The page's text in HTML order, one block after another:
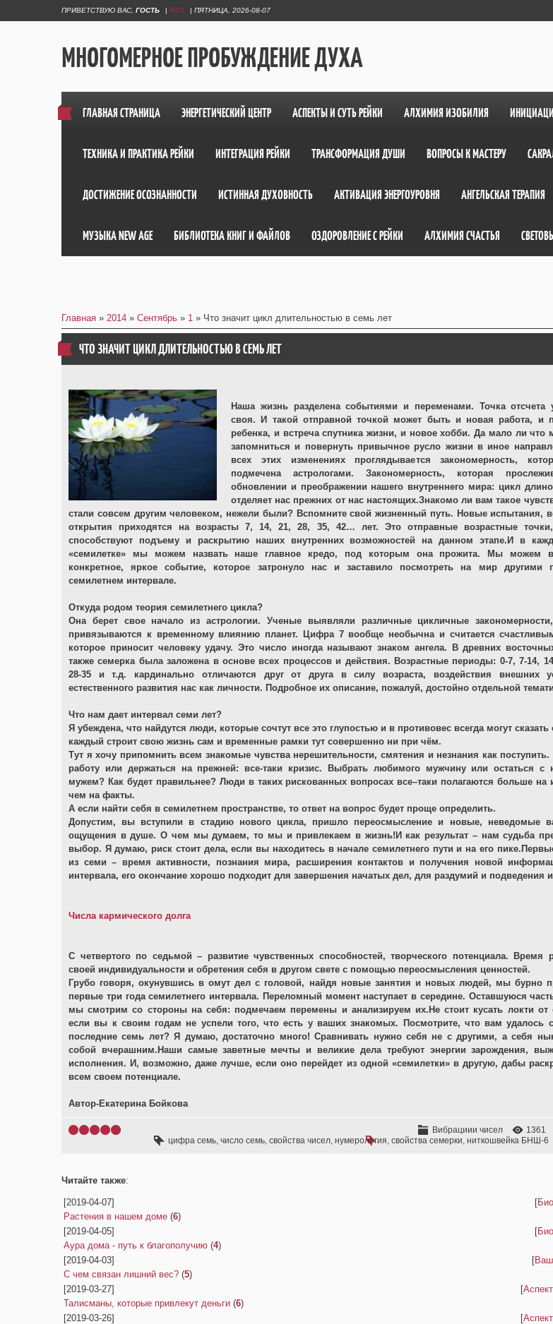
ПРИВЕТСТВУЮ ВАС ГОСТЬ | RSS | ПЯТНИЦА, 2026-08-07
МНОГОМЕРНОЕ ПРОБУЖДЕНИЕ ДУХА
ГЛАВНАЯ СТРАНИЦА ЭНЕРГЕТИЧЕСКИЙ ЦЕНТР АСПЕКТЫ И СУТЬ РЕЙКИ АЛХИМИЯ ИЗОБИЛИЯ
ТЕХНИКА И ПРАКТИКА РЕЙКИ ИНТЕГРАЦИЯ РЕЙКИ ТРАНСФОРМАЦИЯ ДУШИ ВОПРОСЫ К МАСТЕРУ
ДОСТИЖЕНИЕ ОСОЗНАННОСТИ ИСТИННАЯ ДУХОВНОСТЬ АКТИВАЦИЯ ЭНЕРГОУРОВНЯ АНГЕЛЬСКАЯ ТЕРАПИЯ
МУЗЫКА NEW AGE БИБЛИОТЕКА КНИГ И ФАЙЛОВ ОЗДОРОВЛЕНИЕ С РЕЙКИ АЛХИМИЯ СЧАСТЬЯ
Главная » 2014 » Сентябрь » 1 » Что значит цикл длительностью в семь лет
ЧТО ЗНАЧИТ ЦИКЛ ДЛИТЕЛЬНОСТЬЮ В СЕМЬ ЛЕТ
Наша жизнь разделена событиями и переменами. Точка отсчета
своя. И такой отправной точкой может быть и новая работа, и
ребенка, и встреча спутника жизни, и новое хобби. Да мало ли что
запомниться и повернуть привычное русло жизни в иное
всех этих изменениях проглядывается закономерность,
подмечена астрологами. Закономерность, которая
обновлении и преображении нашего внутреннего мира: цикл
отделяет нас прежних от нас настоящих.Знакомо ли вам такое
стали совсем другим человеком, нежели были? Вспомните свой жизненный путь. Новые испытания,
открытия приходятся на возрасты 7, 14, 21, 28, 35, 42… лет. Это отправные возрастные
способствуют подъему и раскрытию наших внутренних возможностей на данном этапе.И в
«семилетке» мы можем назвать наше главное кредо, под которым она прожита. Мы можем
конкретное, яркое событие, которое затронуло нас и заставило посмотреть на мир другими
семилетнем интервале.
Откуда родом теория семилетнего цикла?
Она берет свое начало из астрологии. Ученые выявляли различные цикличные
привязываются к временному влиянию планет. Цифра 7 вообще необычна и считается
которое приносит человеку удачу. Это число иногда называют знаком ангела. В древних
также семерка была заложена в основе всех процессов и действия. Возрастные периоды: 0-7, 7-14,
28-35 и т.д. кардинально отличаются друг от друга в силу возраста, воздействия внешних
естественного развития нас как личности. Подробное их описание, пожалуй, достойно отдельной
Что нам дает интервал семи лет?
Я убеждена, что найдутся люди, которые сочтут все это глупостью и в противовес всегда могут сказать
каждый строит свою жизнь сам и временные рамки тут совершенно ни при чём.
Тут я хочу припомнить всем знакомые чувства нерешительности, смятения и незнания как
работу или держаться на прежней: все-таки кризис. Выбрать любимого мужчину или остаться с
мужем? Как будет правильнее? Люди в таких рискованных вопросах все–таки полагаются больше на
чем на факты.
А если найти себя в семилетнем пространстве, то ответ на вопрос будет проще определить.
Допустим, вы вступили в стадию нового цикла, пришло переосмысление и новые, неведомые
ощущения в душе. О чем мы думаем, то мы и привлекаем в жизнь!И как результат – нам судьба
выбор. Я думаю, риск стоит дела, если вы находитесь в начале семилетнего пути и на его
из семи – время активности, познания мира, расширения контактов и получения новой
интервала, его окончание хорошо подходит для завершения начатых дел, для раздумий и подведения
Числа кармического долга
С четвертого по седьмой – развитие чувственных способностей, творческого потенциала. Время
своей индивидуальности и обретения себя в другом свете с помощью переосмысления ценностей.
Грубо говоря, окунувшись в омут дел с головой, найдя новые занятия и новых людей, мы бурно
первые три года семилетнего интервала. Переломный момент наступает в середине. Оставшуюся
мы смотрим со стороны на себя: подмечаем перемены и анализируем их.Не стоит кусать локти от
если вы к своим годам не успели того, что есть у ваших знакомых. Посмотрите, что вам удалось
последние семь лет? Я думаю, достаточно много! Сравнивать нужно себя не с другими, а себя
собой вчерашним.Наши самые заветные мечты и великие дела требуют энергии зарождения,
исполнения. И, возможно, даже лучше, если оно перейдет из одной «семилетки» в другую, дабы
всем своем потенциале.
Автор-Екатерина Бойкова
Вибрациии чисел 1361
цифра семь, число семь, свойства чисел, нумерология, свойства семерки, ниткошвейка БНШ-6
Читайте также:
[2019-04-07] [
Растения в нашем доме (6)
[2019-04-05]
[
Аура дома - путь к благополучию (4)
[2019-04-03]
[
С чем связан лишний вес? (5)
[2019-03-27]
[
Талисманы, которые привлекут деньги (6)
[2019-03-26]
[